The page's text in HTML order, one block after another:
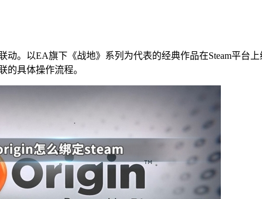
。以EA旗下《战地》系列为代表的经典作品在Steam平台
的具体操作流程。